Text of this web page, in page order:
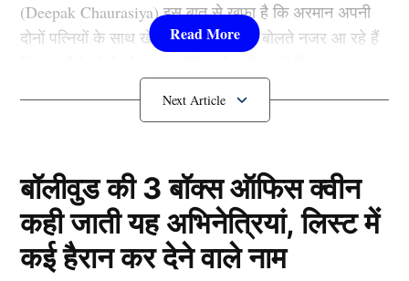
(Deepak Chaurasiya) इस बात से खफा है कि अरमान अपनी
दोनों पत्नियों के साथ खेल रहे हैं। दीपक ये बोलते नजर आ रहे हैं
जिसके बाद अरमान ने उन्हें पलटकर जवाब दिया और दोनों में बहस
Armaan Malik पर भड़के दीपक चौरसिया
बॉलीवुड की 3 बॉक्स ऑफिस क्वीन
कही जाती यह अभिनेत्रियां, लिस्ट में
कई हैरान कर देने वाले नाम